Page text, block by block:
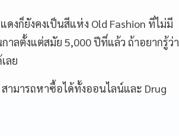
งก็ยังคงเป็นสีแห่ง Old Fashion ที่ไม่มี
ลตั้งแต่สมัย 5,000 ปีที่แล้ว ถ้าอยากรู้ว่า
ลย
ามารถหาซื้อได้ทั้งออนไลน์และ Drug